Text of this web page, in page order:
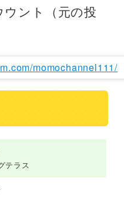
ウント（元の投
momochannel111/
テラス